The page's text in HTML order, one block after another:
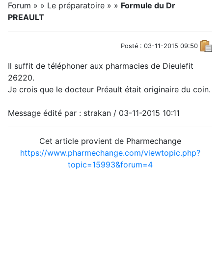
Forum » » Le préparatoire » » Formule du Dr
PREAULT
Posté : 03-11-2015 09:50
Il suffit de téléphoner aux pharmacies de Dieulefit
26220.
Je crois que le docteur Préault était originaire du coin.
Message édité par : strakan / 03-11-2015 10:11
Cet article provient de Pharmechange
https://www.pharmechange.com/viewtopic.php?
topic=15993&forum=4